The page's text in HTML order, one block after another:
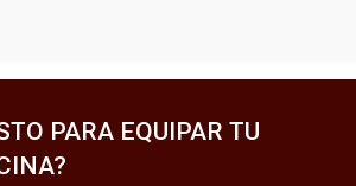
PARA EQUIPAR TU